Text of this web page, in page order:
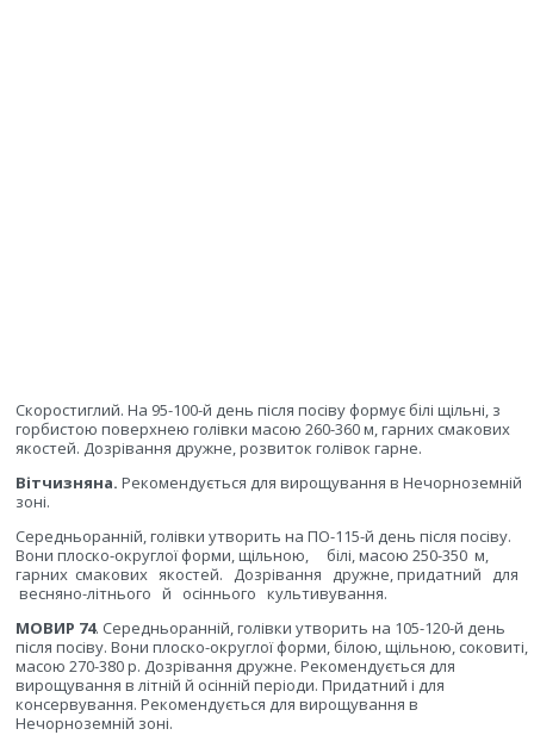
Скоростиглий. На 95-100-й день після посіву формує білі щільні, з
горбистою поверхнею голівки масою 260-360 м, гарних смакових
якостей. Дозрівання дружне, розвиток голівок гарне.
Вітчизняна. Рекомендується для вирощування в Нечорноземній
зоні.
Середньоранній, голівки утворить на ПО-115-й день після посіву.
Вони плоско-округлої форми, щільною,
білі, масою 250-350 м,
гарних смакових якостей. Дозрівання дружне, придатний
для
весняно-літнього й осіннього культивування.
МОВИР 74. Середньоранній, голівки утворить на 105-120-й день
після посіву. Вони плоско-округлої форми, білою, щільною, соковиті,
масою 270-380 р. Дозрівання дружне. Рекомендується для
вирощування в літній й осінній періоди. Придатний і для
консервування. Рекомендується для вирощування в
Нечорноземній зоні.